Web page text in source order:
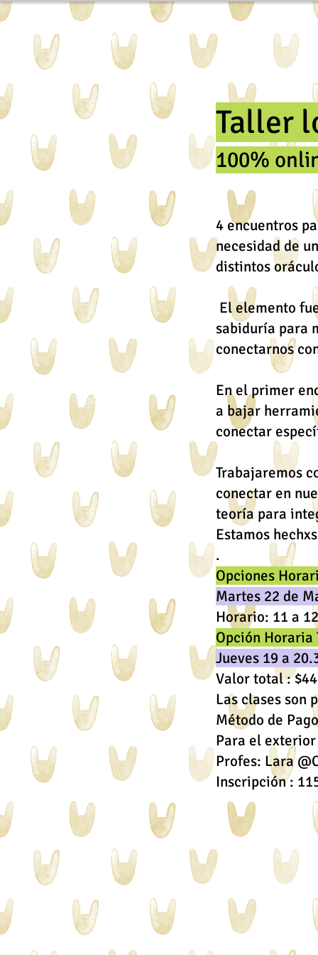
Taller
100%
4 encuentros
necesidad de
distintos
El elemento
sabiduría para
conectarnos
En el primer
a bajar
conectar
Trabajaremos
conectar en
teoría para
Estamos
.
Opciones
Martes 22 de
Horario: 11 a
Opción Horaria
Jueves 19 a
Valor total :
Las clases son
Método de
Para el
Profes: Lara
Inscripción :